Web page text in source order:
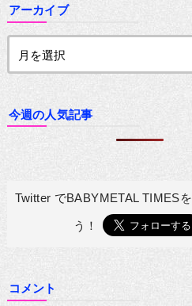
アーカイブ
今週の人気記事
Twitter でBABYMETAL TIMESを
う！
コメント